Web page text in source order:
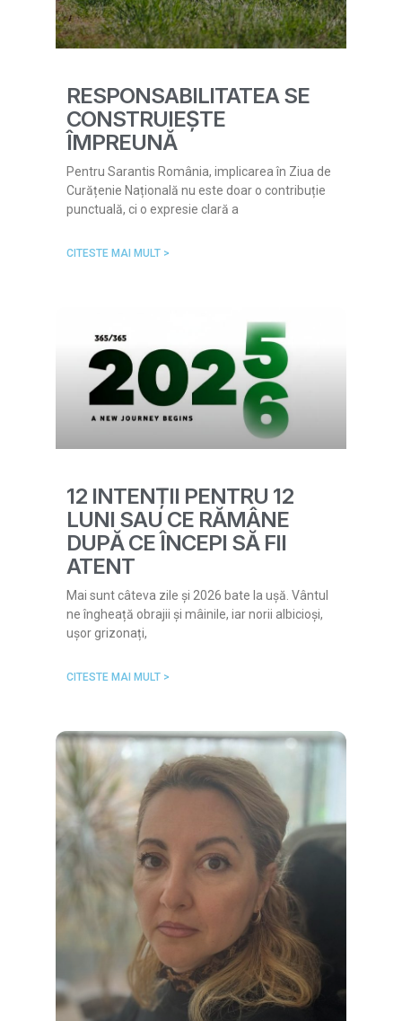
RESPONSABILITATEA SE
CONSTRUIEȘTE
ÎMPREUNĂ
Pentru Sarantis România, implicarea în Ziua de
Curățenie Națională nu este doar o contribuție
punctuală, ci o expresie clară a
CITESTE MAI MULT >
12 INTENȚII PENTRU 12
LUNI SAU CE RĂMÂNE
DUPĂ CE ÎNCEPI SĂ FII
ATENT
Mai sunt câteva zile și 2026 bate la ușă. Vântul
ne îngheață obrajii și mâinile, iar norii albicioși,
ușor grizonați,
CITESTE MAI MULT >